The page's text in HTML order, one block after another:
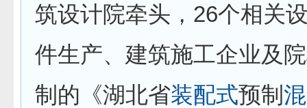
筑设计院牵头，26个相关
件生产、建筑施工企业及
制的《湖北省装配式预制